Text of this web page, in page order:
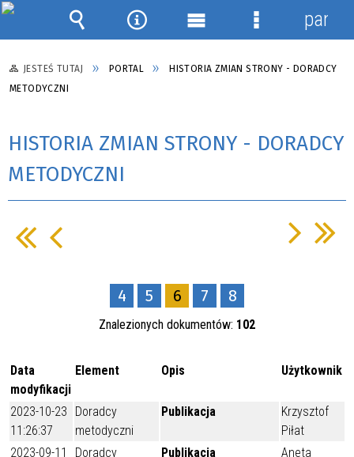
JESTEŚ TUTAJ PORTAL
HISTORIA ZMIAN STRONY - DORADCY
METODYCZNI
HISTORIA ZMIAN STRONY - DORADCY
METODYCZNI
4 5 6 7 8
Znalezionych dokumentów: 102
Data
modyfikacji
Element Opis Użytkownik
2023-10-23
11:26:37
Doradcy
metodyczni
Publikacja
Krzysztof
Piłat
2023-09-11
Doradcy
Publikacja
Aneta
Wyszukiwarka
NarzędziaMenu
główne
Menu
szczegółowe
panel